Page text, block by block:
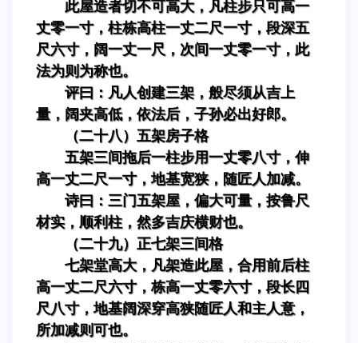
此屋造者切不可高大，凡柱步只可高一
丈零一寸，柱栋高柱一丈二尺一寸，段深五
尺六寸，阔一丈一尺，次间一丈零一寸，此
法为则为称也。
评曰：凡人创建三架，般尽须从吉上
量，阔夹高低，依法后，子孙必出好郎。
（二十八）五架房子格
五架三间拖后一柱步用一丈零八寸，伸
高一丈二尺一寸，地基宽狭，随匠人加减。
诗曰：三门五架屋，偏大可量，按鲁尺
材实，顺利柱，然多吉庆横财也。
（二十九）正七架三间格
七架堂高大，凡架造此屋，合用前后柱
高一丈二尺六寸，栋高一丈零六寸，段长四
尺八寸，地基阔深穿高狭随匠人和主人意，
所加减则可也。